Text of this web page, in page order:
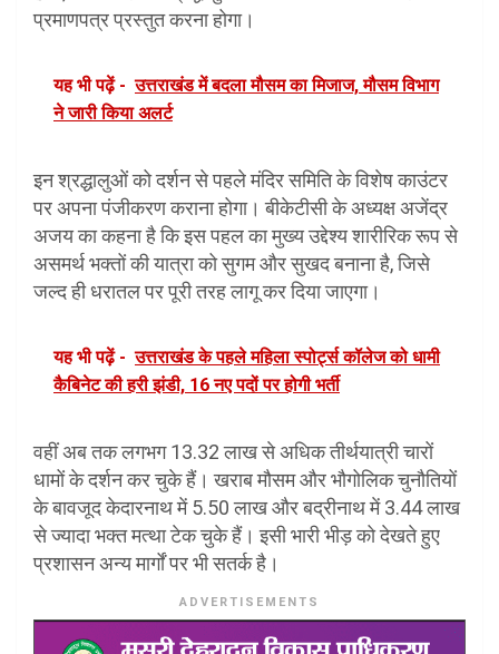
प्रमाणपत्र प्रस्तुत करना होगा।
यह भी पढ़ें - उत्तराखंड में बदला मौसम का मिजाज, मौसम विभाग
ने जारी किया अलर्ट
इन श्रद्धालुओं को दर्शन से पहले मंदिर समिति के विशेष काउंटर
पर अपना पंजीकरण कराना होगा। बीकेटीसी के अध्यक्ष अजेंद्र
अजय का कहना है कि इस पहल का मुख्य उद्देश्य शारीरिक रूप से
असमर्थ भक्तों की यात्रा को सुगम और सुखद बनाना है, जिसे
जल्द ही धरातल पर पूरी तरह लागू कर दिया जाएगा।
यह भी पढ़ें - उत्तराखंड के पहले महिला स्पोर्ट्स कॉलेज को धामी
कैबिनेट की हरी झंडी, 16 नए पदों पर होगी भर्ती
वहीं अब तक लगभग 13.32 लाख से अधिक तीर्थयात्री चारों
धामों के दर्शन कर चुके हैं। खराब मौसम और भौगोलिक चुनौतियों
के बावजूद केदारनाथ में 5.50 लाख और बद्रीनाथ में 3.44 लाख
से ज्यादा भक्त मत्था टेक चुके हैं। इसी भारी भीड़ को देखते हुए
प्रशासन अन्य मार्गों पर भी सतर्क है।
ADVERTISEMENTS